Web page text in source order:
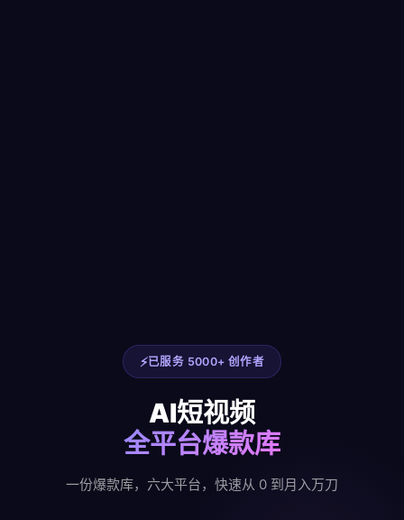
已服务 5000+ 创作者
AI短视频
全平台爆款库
一份爆款库，六大平台，快速从 0 到月入万刀